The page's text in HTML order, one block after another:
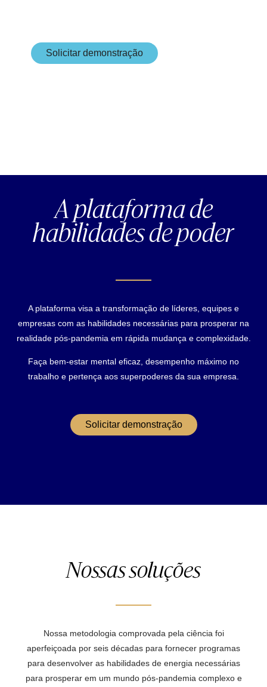
Solicitar demonstração
A plataforma de
habilidades de poder
A plataforma visa a transformação de líderes, equipes e
empresas com as habilidades necessárias para prosperar na
realidade pós-pandemia em rápida mudança e complexidade.
Faça bem-estar mental eficaz, desempenho máximo no
trabalho e pertença aos superpoderes da sua empresa.
Solicitar demonstração
Nossas soluções
Nossa metodologia comprovada pela ciência foi
aperfeiçoada por seis décadas para fornecer programas
para desenvolver as habilidades de energia necessárias
para prosperar em um mundo pós-pandemia complexo e